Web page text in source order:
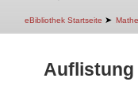
eBibliothek Startseite ➤
Auflistung